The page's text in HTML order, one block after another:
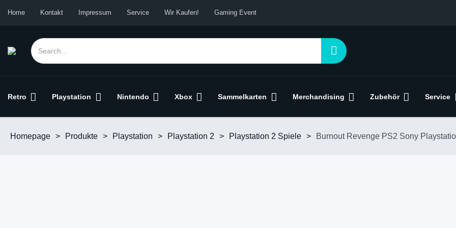
Home Kontakt Impressum Service Wir Kaufen! Gaming Event
Retro Playstation Nintendo Xbox Sammelkarten Merchandising Zubehör Service
Homepage > Produkte > Playstation > Playstation 2 > Playstation 2 Spiele > Burnout Revenge PS2 Sony